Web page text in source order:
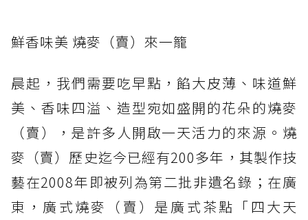
鮮香味美 燒麥（賣）來一籠
晨起，我們需要吃早點，餡大皮薄、味道鮮
美、香味四溢、造型宛如盛開的花朵的燒麥
（賣），是許多人開啟一天活力的來源。燒
麥（賣）歷史迄今已經有200多年，其製作技
藝在2008年即被列為第二批非遺名錄；在廣
東，廣式燒麥（賣）是廣式茶點「四大天